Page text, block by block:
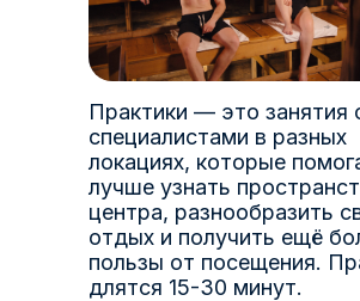
Практики — это занятия
специалистами в разных
локациях, которые
лучше узнать
центра, разнообразить
отдых и получить ещё
пользы от посещения.
длятся 15-30 минут.